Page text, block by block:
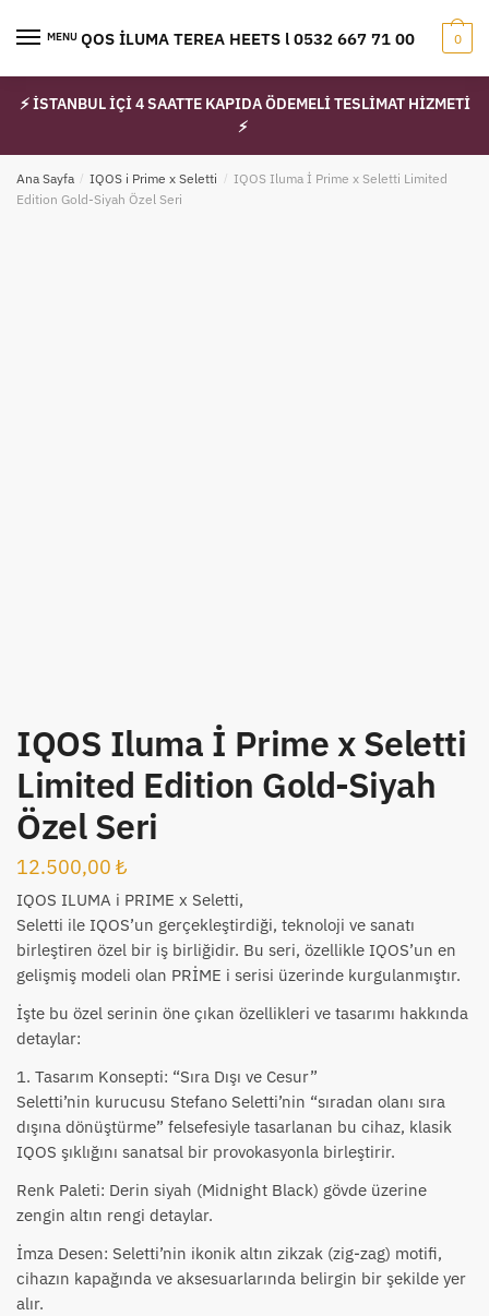
MENUIQOS İLUMA TEREA HEETS l 0532 667 71 00 0
⚡ İSTANBUL İÇİ 4 SAATTE KAPIDA ÖDEMELİ TESLİMAT HİZMETİ
⚡
Ana Sayfa / IQOS i Prime x Seletti / IQOS Iluma İ Prime x Seletti Limited
Edition Gold-Siyah Özel Seri
IQOS Iluma İ Prime x Seletti
Limited Edition Gold-Siyah
Özel Seri
12.500,00 ₺
IQOS ILUMA i PRIME x Seletti,
Seletti ile IQOS’un gerçekleştirdiği, teknoloji ve sanatı
birleştiren özel bir iş birliğidir. Bu seri, özellikle IQOS’un en
gelişmiş modeli olan PRİME i serisi üzerinde kurgulanmıştır.
İşte bu özel serinin öne çıkan özellikleri ve tasarımı hakkında
detaylar:
1. Tasarım Konsepti: “Sıra Dışı ve Cesur”
Seletti’nin kurucusu Stefano Seletti’nin “sıradan olanı sıra
dışına dönüştürme” felsefesiyle tasarlanan bu cihaz, klasik
IQOS şıklığını sanatsal bir provokasyonla birleştirir.
Renk Paleti: Derin siyah (Midnight Black) gövde üzerine
zengin altın rengi detaylar.
İmza Desen: Seletti’nin ikonik altın zikzak (zig-zag) motifi,
cihazın kapağında ve aksesuarlarında belirgin bir şekilde yer
alır.